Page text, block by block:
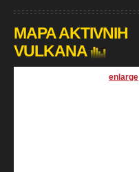
MAPA AKTIVNIH
VULKANA
[enlarge